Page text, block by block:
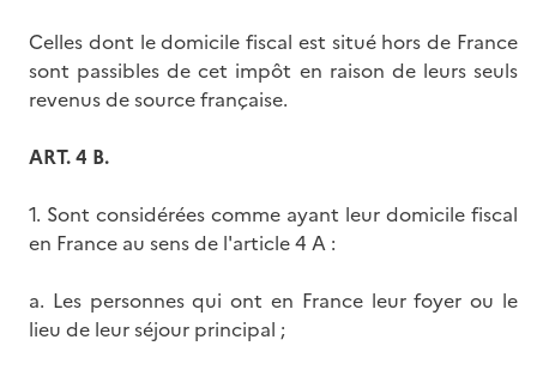
Celles dont le domicile fiscal est situé hors de France
sont passibles de cet impôt en raison de leurs seuls
revenus de source française.
ART. 4 B.
1. Sont considérées comme ayant leur domicile fiscal
en France au sens de l'article 4 A :
a. Les personnes qui ont en France leur foyer ou le
lieu de leur séjour principal ;